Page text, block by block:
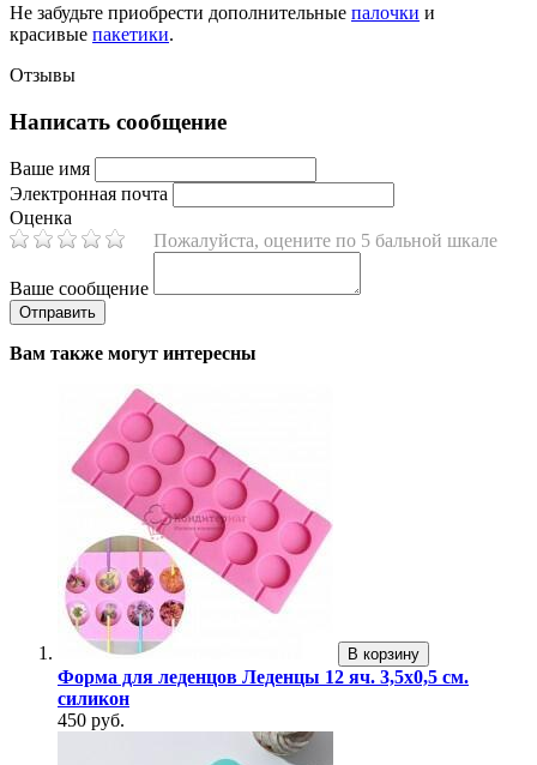
Не забудьте приобрести дополнительные палочки и
красивые пакетики.
Отзывы
Написать сообщение
Ваше имя
Электронная почта
Оценка
Пожалуйста, оцените по 5 бальной шкале
Ваше сообщение
Вам также могут интересны
В корзину
Форма для леденцов Леденцы 12 яч. 3,5х0,5 см.
силикон
450 руб.